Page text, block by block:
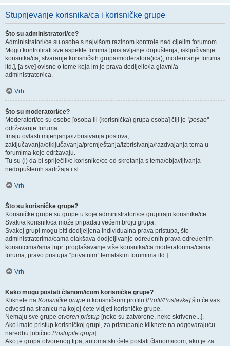
Stupnjevanje korisnika/ca i korisničke grupe
Što su administratori/ce?
Administratori/ce su osobe s najvišom razinom kontrole nad cijelim forumom.
Mogu kontrolirati sve aspekte foruma [postavljanje dopuštenja, isključivanje
korisnika/ca, stvaranje korisničkih grupa/moderatora(ica), moderiranje foruma
itd.], [a sve] ovisno o tome koja im je prava dodijelio/la glavni/a
administrator/ica.
Vrh
Što su moderatori/ce?
Moderatori/ce su osobe [osoba ili (korisnička) grupa osoba] čiji je “posao”
održavanje foruma.
Imaju ovlasti mijenjanja/izbrisivanja postova,
zaključavanja/otključavanja/premještanja/izbrisivanja/razdvajanja tema u
forumima koje održavaju.
Tu su (i) da bi spriječili/e korisnike/ce od skretanja s tema/objavljivanja
nedopuštenih sadržaja i sl.
Vrh
Što su korisničke grupe?
Korisničke grupe su grupe u koje administratori/ce grupiraju korisnike/ce.
Svaki/a korisnik/ca može pripadati većem broju grupa.
Svakoj grupi mogu biti dodijeljena individualna prava pristupa, što
administratorima/cama olakšava dodjeljivanje određenih prava određenim
korisnicima/ama [npr. proglašavanje više korisnika/ca moderatorima/cama
foruma, pravo pristupa “privatnim” tematskim forumima itd.].
Vrh
Kako mogu postati članom/icom korisničke grupe?
Kliknete na Korisničke grupe u korisničkom profilu [Profil/Postavke]što će vas
odvesti na stranicu na kojoj ćete vidjeti korisničke grupe.
Nemaju sve grupe otvoren pristup [neke su zatvorene, neke skrivene...].
Ako imate pristup korisničkoj grupi, za pristupanje kliknete na odgovarajuću
naredbu [obično Pristupite grupi].
Ako je grupa otvorenog tipa, automatski ćete postati članom/icom, ako je za